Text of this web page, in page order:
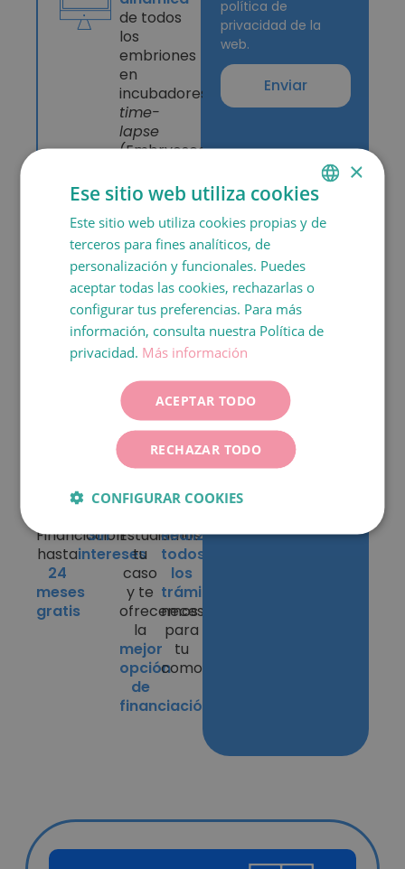
de todos
los
embriones
en
incubadores
time-
lapse
(Embryoscope
®).
En Dexeus
Fertility te
ofrecemos
las
mejores
condiciones
de
financiación
Financiación
hasta
24
meses
gratis
Sin
intereses
Estudiamos
tu
caso
y te
ofrecemos
la
mejor
opción
de
financiación
Realizamos
todos
los
trámites
necesarios
para
tu
comodidad
política de
privacidad de la
web.
Enviar
SPANISH
×
Ese sitio web utiliza cookies
Este sitio web utiliza cookies propias y de
terceros para fines analíticos, de
personalización y funcionales. Puedes
aceptar todas las cookies, rechazarlas o
configurar tus preferencias. Para más
información, consulta nuestra Política de
privacidad. Más información
ACEPTAR TODO
RECHAZAR TODO
CONFIGURAR COOKIES